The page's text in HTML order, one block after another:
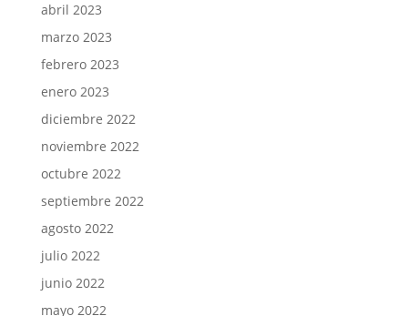
abril 2023
marzo 2023
febrero 2023
enero 2023
diciembre 2022
noviembre 2022
octubre 2022
septiembre 2022
agosto 2022
julio 2022
junio 2022
mayo 2022